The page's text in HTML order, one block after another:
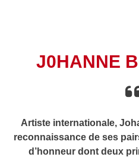
J0HANNE
Artiste internationale,
reconnaissance de ses
d’honneur dont deux